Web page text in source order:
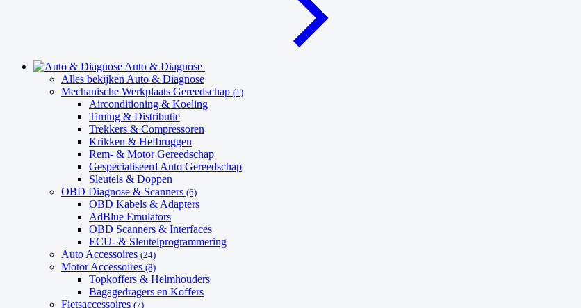
Auto & Diagnose
Alles bekijken Auto & Diagnose
Mechanische Werkplaats Gereedschap (1)
Airconditioning & Koeling
Timing & Distributie
Trekkers & Compressoren
Krikken & Hefbruggen
Rem- & Motor Gereedschap
Gespecialiseerd Auto Gereedschap
Sleutels & Doppen
OBD Diagnose & Scanners (6)
OBD Kabels & Adapters
AdBlue Emulators
OBD Scanners & Interfaces
ECU- & Sleutelprogrammering
Auto Accessoires (24)
Motor Accessoires (8)
Topkoffers & Helmhouders
Bagagedragers en Koffers
Fietsaccessoires (7)